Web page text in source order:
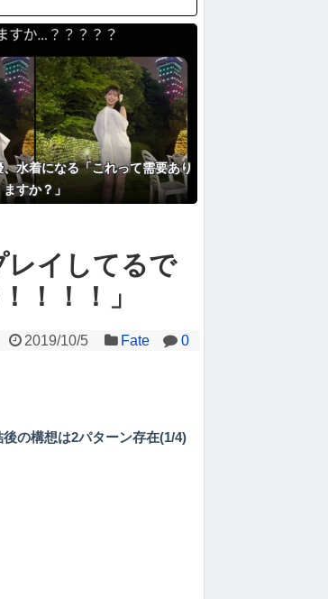
、水着になる「これって需要あり
ますか？」
レイしてるで
！！」
2019/10/5 Fate 0
の構想は2パターン存在(1/4)